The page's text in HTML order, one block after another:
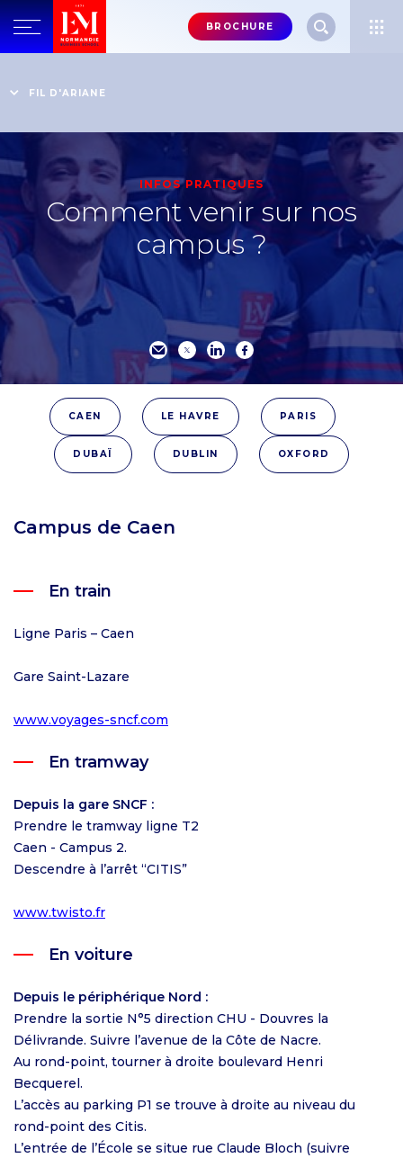
Menu
header-
BROCHURE
FIL D'ARIANE
reconnue
INFOS PRATIQUES
Comment venir sur nos
campus ?
CAEN LE HAVRE PARIS
DUBAÏ DUBLIN OXFORD
Campus de Caen
En train
Ligne Paris – Caen
Gare Saint-Lazare
www.voyages-sncf.com
En tramway
Depuis la gare SNCF :
Prendre le tramway ligne T2
Caen - Campus 2.
Descendre à l’arrêt “CITIS”
www.twisto.fr
En voiture
Depuis le périphérique Nord :
Prendre la sortie N°5 direction CHU - Douvres la
Délivrande. Suivre l’avenue de la Côte de Nacre.
Au rond-point, tourner à droite boulevard Henri
Becquerel.
L’accès au parking P1 se trouve à droite au niveau du
rond-point des Citis.
L’entrée de l’École se situe rue Claude Bloch (suivre